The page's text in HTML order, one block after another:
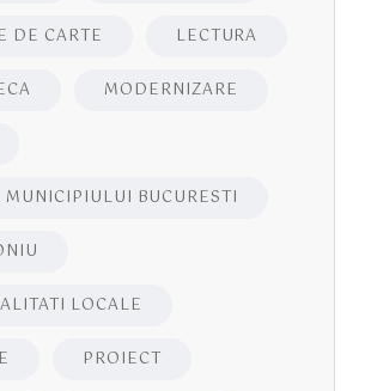
DE CARTE LECTURA
MODERNIZARE
BUCURESTI
LOCALE
PROIECT